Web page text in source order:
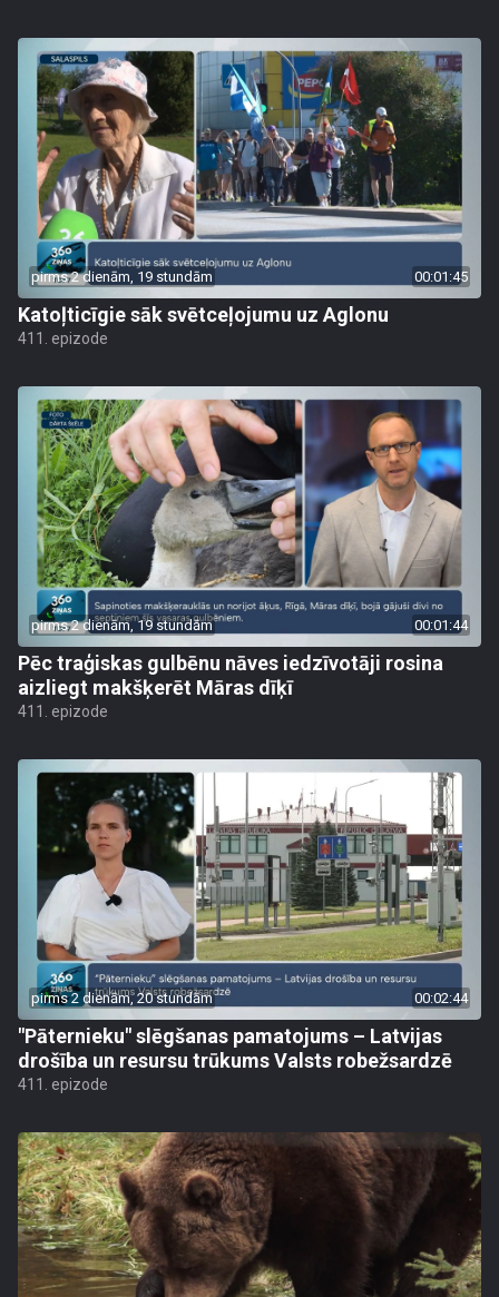
pirms 2 dienām, 19 stundām 00:01:45
Katoļticīgie sāk svētceļojumu uz Aglonu
411. epizode
pirms 2 dienām, 19 stundām 00:01:44
Pēc traģiskas gulbēnu nāves iedzīvotāji rosina
aizliegt makšķerēt Māras dīķī
411. epizode
pirms 2 dienām, 20 stundām 00:02:44
"Pāternieku" slēgšanas pamatojums – Latvijas
drošība un resursu trūkums Valsts robežsardzē
411. epizode